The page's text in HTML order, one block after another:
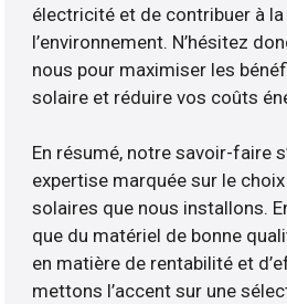
électricité et de contribuer à
l’environnement. N’hésitez
nous pour maximiser les
solaire et réduire vos coûts
En résumé, notre savoir-faire
expertise marquée sur le
solaires que nous installons.
que du matériel de bonne
en matière de rentabilité et
mettons l’accent sur une